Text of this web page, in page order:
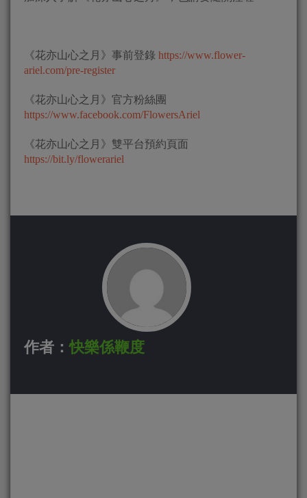
《花亦山心之月》事前登錄 https://www.flower-
ariel.com/pre-register
《花亦山心之月》官方粉絲團
https://www.facebook.com/FlowersAriel
《花亦山心之月》雙平台預約頁面
https://bit.ly/flowerariel​
作者：快樂係鞭度